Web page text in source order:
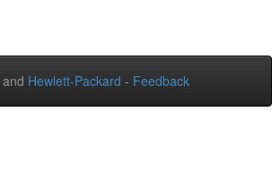
and Hewlett-Packard - Feedback